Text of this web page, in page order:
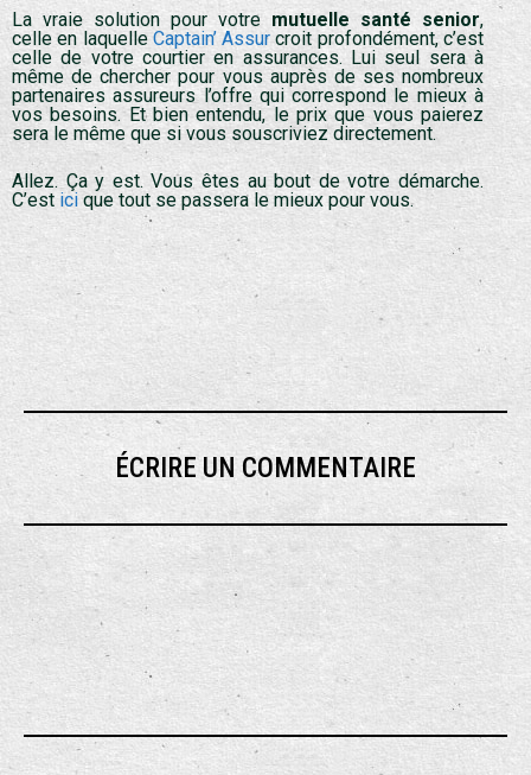
La vraie solution pour votre mutuelle santé senior,
celle en laquelle Captain’ Assurcroit profondément, c’est
celle de votre courtier en assurances. Lui seul sera à
même de chercher pour vous auprès de ses nombreux
partenaires assureurs l’offre qui correspond le mieux à
vos besoins. Et bien entendu, le prix que vous paierez
sera le même que si vous souscriviez directement.
Allez. Ça y est. Vous êtes au bout de votre démarche.
C’est ici que tout se passera le mieux pour vous.
ÉCRIRE UN COMMENTAIRE